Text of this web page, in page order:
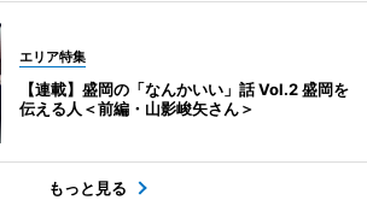
エリア特集
【連載】盛岡の「なんかいい」話 Vol.2 盛岡を
伝える人＜前編・山影峻矢さん＞
もっと見る